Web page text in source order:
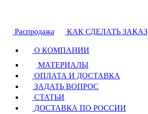
Распродажа КАК СДЕЛАТЬ ЗАКАЗ
О КОМПАНИИ
МАТЕРИАЛЫ
ОПЛАТА И ДОСТАВКА
ЗАДАТЬ ВОПРОС
СТАТЬИ
ДОСТАВКА ПО РОССИИ